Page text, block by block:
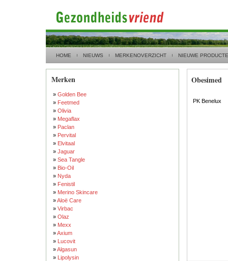
HOME NIEUWS MERKENOVERZICHT NIEUWE
Merken
» Golden Bee
» Feetmed
» Olivia
» Megaflax
» Paclan
» Pervital
» Elvitaal
» Jaguar
» Sea Tangle
» Bio-Oil
» Nyda
» Fenistil
» Merino Skincare
»Aloë Care
» Virbac
» Olaz
» Mexx
»Axium
» Lucovit
»Algasun
» Lipolysin
Obesimed
PK Benelux